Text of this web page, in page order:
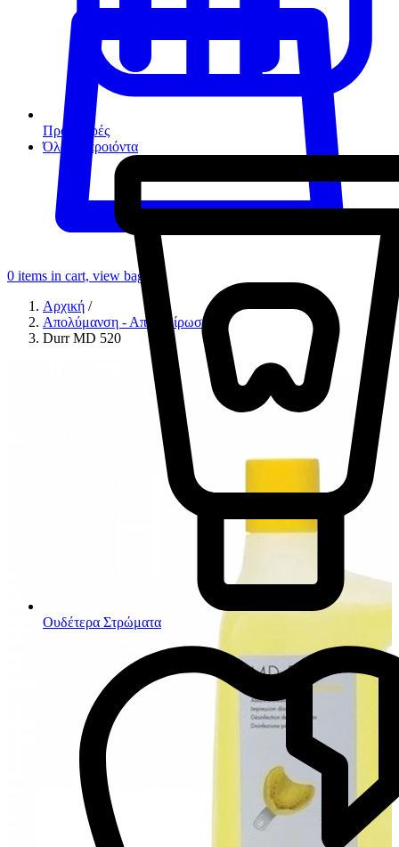
Προσφορές
Όλα τα προιόντα
Ουδέτερα Στρώματα
0 items in cart, view bag
Αρχική /
Απολύμανση - Αποστείρωση
Durr MD 520